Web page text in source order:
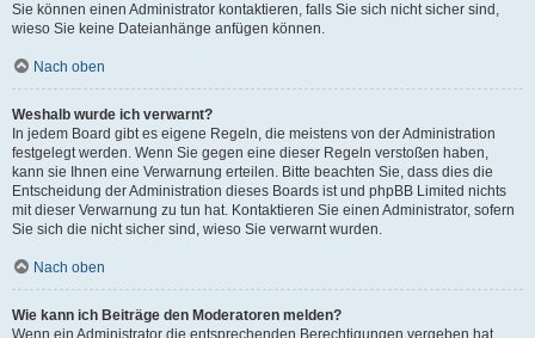
Sie können einen Administrator kontaktieren, falls Sie sich nicht sicher sind,
wieso Sie keine Dateianhänge anfügen können.
Nach oben
Weshalb wurde ich verwarnt?
In jedem Board gibt es eigene Regeln, die meistens von der Administration
festgelegt werden. Wenn Sie gegen eine dieser Regeln verstoßen haben,
kann sie Ihnen eine Verwarnung erteilen. Bitte beachten Sie, dass dies die
Entscheidung der Administration dieses Boards ist und phpBB Limited nichts
mit dieser Verwarnung zu tun hat. Kontaktieren Sie einen Administrator, sofern
Sie sich die nicht sicher sind, wieso Sie verwarnt wurden.
Nach oben
Wie kann ich Beiträge den Moderatoren melden?
Wenn ein Administrator die entsprechenden Berechtigungen vergeben hat,